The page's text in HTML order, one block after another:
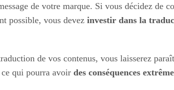
de votre marque. Si vous décidez de
possible, vous devez investir dans la
de vos contenus, vous laisserez
qui pourra avoir des conséquences